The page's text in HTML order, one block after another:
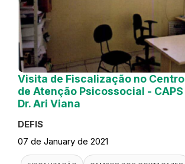
Visita de Fiscalização no Centro
de Atenção Psicossocial - CAPS
Dr. Ari Viana
DEFIS
07 de January de 2021